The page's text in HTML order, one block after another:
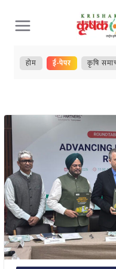
Skip
to
content
होम ई-पेपर कृषि